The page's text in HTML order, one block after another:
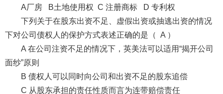
A厂房 B土地使用权 C 注册商标 D 专利权
下列关于在股东出资不足、虚假出资或抽逃出资的情况
下对公司债权人的保护方式表述正确的是（ A ）
A 在公司注资不足的情况下，英美法可以适用“揭开公司
面纱”原则
B 债权人可以同时向公司和出资不足的股东追偿
C 从股东承担的责任性质而言为连带赔偿责任